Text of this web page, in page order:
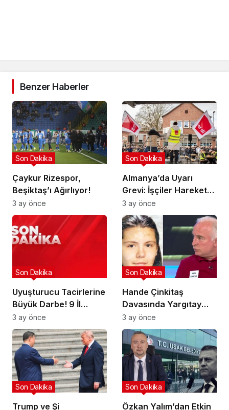
Benzer Haberler
Çaykur Rizespor,
Beşiktaş’ı Ağırlıyor!
Son Dakika
3 ay önce
Almanya’da Uyarı
Grevi: İşçiler Harekete
Geçti!
Son Dakika
3 ay önce
Uyuşturucu Tacirlerine
Büyük Darbe! 9 İl
Hedefte!
Son Dakika
3 ay önce
Hande Çinkitaş
Davasında Yargıtay
Kararı!
Son Dakika
3 ay önce
Trump ve Şi
Son Dakika
Özkan Yalım’dan Etkin
Son Dakika